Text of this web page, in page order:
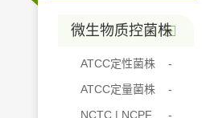
微生物质控菌株
ATCC定性菌株
ATCC定量菌株
NCTC | NCPF